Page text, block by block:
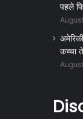
पहले
कच्चा